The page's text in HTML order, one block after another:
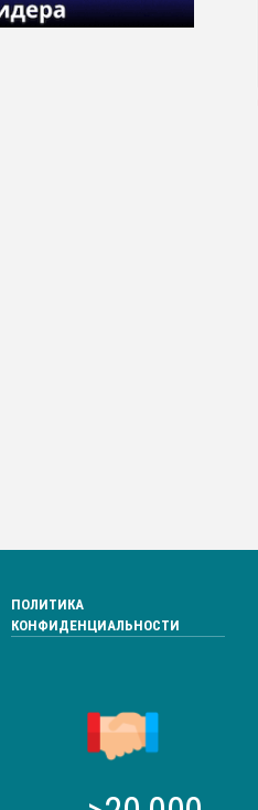
ПОЛИТИКА
КОНФИДЕНЦИАЛЬНОСТИ